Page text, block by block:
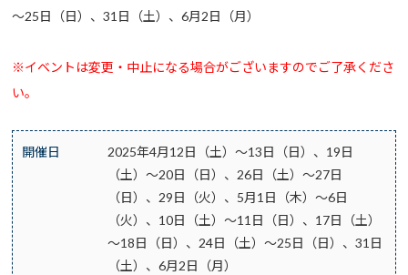
～25日（日）、31日（土）、6月2日（月）
※イベントは変更・中止になる場合がございますのでご了承くださ
い。
開催日
2025年4月12日（土）～13日（日）、19日
（土）～20日（日）、26日（土）～27日
（日）、29日（火）、5月1日（木）～6日
（火）、10日（土）～11日（日）、17日（土）
～18日（日）、24日（土）～25日（日）、31日
（土）、6月2日（月）